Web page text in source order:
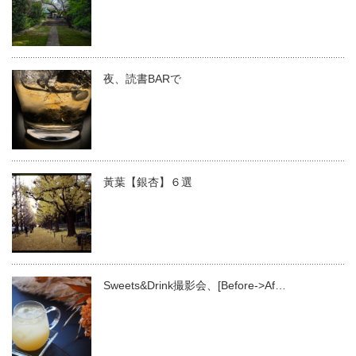
夜、読書BARで
黃葉【銀杏】６選
Sweets&Drink撮影会、[Before->Af…